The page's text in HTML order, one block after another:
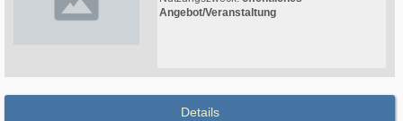
Angebot/Veranstaltung
Details